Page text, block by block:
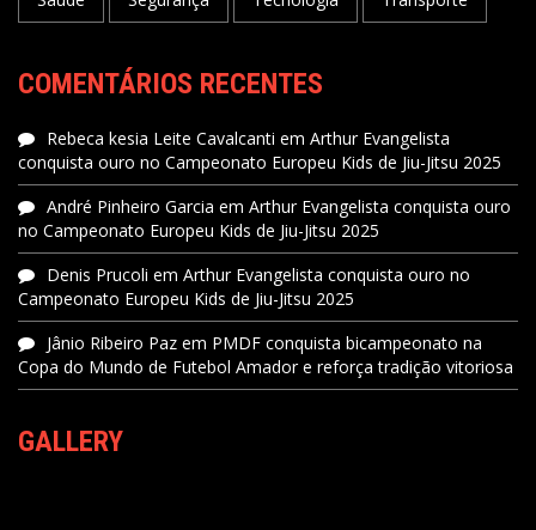
COMENTÁRIOS RECENTES
Rebeca kesia Leite Cavalcanti em Arthur Evangelista
conquista ouro no Campeonato Europeu Kids de Jiu-Jitsu 2025
André Pinheiro Garcia em Arthur Evangelista conquista ouro
no Campeonato Europeu Kids de Jiu-Jitsu 2025
Denis Prucoli em Arthur Evangelista conquista ouro no
Campeonato Europeu Kids de Jiu-Jitsu 2025
Jânio Ribeiro Paz em PMDF conquista bicampeonato na
Copa do Mundo de Futebol Amador e reforça tradição vitoriosa
GALLERY